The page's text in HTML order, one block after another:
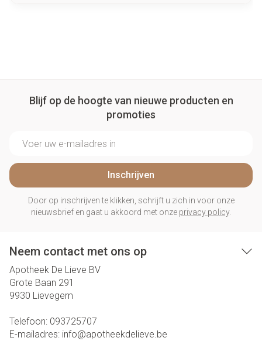
Blijf op de hoogte van nieuwe producten en
promoties
Inschrijven
Door op inschrijven te klikken, schrijft u zich in voor onze
nieuwsbrief en gaat u akkoord met onze privacy policy.
Neem contact met ons op
Apotheek De Lieve BV
Grote Baan 291
9930 Lievegem
Telefoon: 093725707
E-mailadres: info@apotheekdelieve.be